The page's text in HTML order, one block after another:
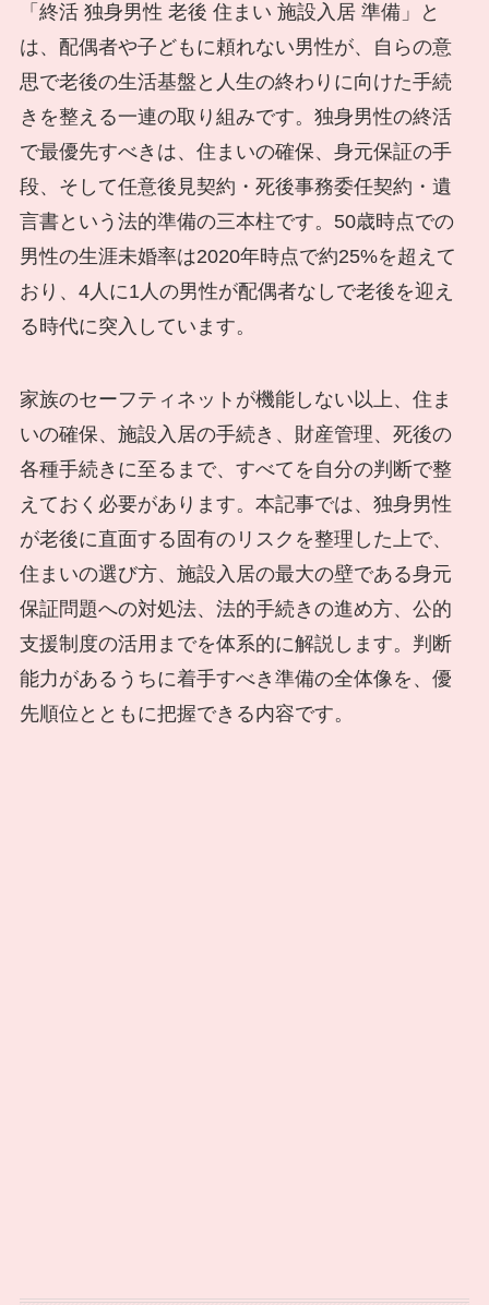
「終活 独身男性 老後 住まい 施設入居 準備」と
は、配偶者や子どもに頼れない男性が、自らの意
思で老後の生活基盤と人生の終わりに向けた手続
きを整える一連の取り組みです。独身男性の終活
で最優先すべきは、住まいの確保、身元保証の手
段、そして任意後見契約・死後事務委任契約・遺
言書という法的準備の三本柱です。50歳時点での
男性の生涯未婚率は2020年時点で約25%を超えて
おり、4人に1人の男性が配偶者なしで老後を迎え
る時代に突入しています。
家族のセーフティネットが機能しない以上、住ま
いの確保、施設入居の手続き、財産管理、死後の
各種手続きに至るまで、すべてを自分の判断で整
えておく必要があります。本記事では、独身男性
が老後に直面する固有のリスクを整理した上で、
住まいの選び方、施設入居の最大の壁である身元
保証問題への対処法、法的手続きの進め方、公的
支援制度の活用までを体系的に解説します。判断
能力があるうちに着手すべき準備の全体像を、優
先順位とともに把握できる内容です。